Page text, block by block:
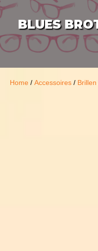
BLUES
Home / Accessoires / Brillen